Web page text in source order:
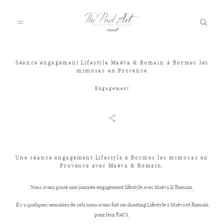
Séance engagement Lifestyle Maëva & Romain à Bormes les
mimosas en Provence
Engagement
Une séance engagement Lifestyle à Bormes les mimosas en
Provence avec Maëva & Romain.
Nous avons passé une journée engagement lifestyle avec Maëva & Romain.
Il y a quelques semaines de cela nous avons fait un shooting Lifestyle à Maëva et Romain
pour leur PACS.